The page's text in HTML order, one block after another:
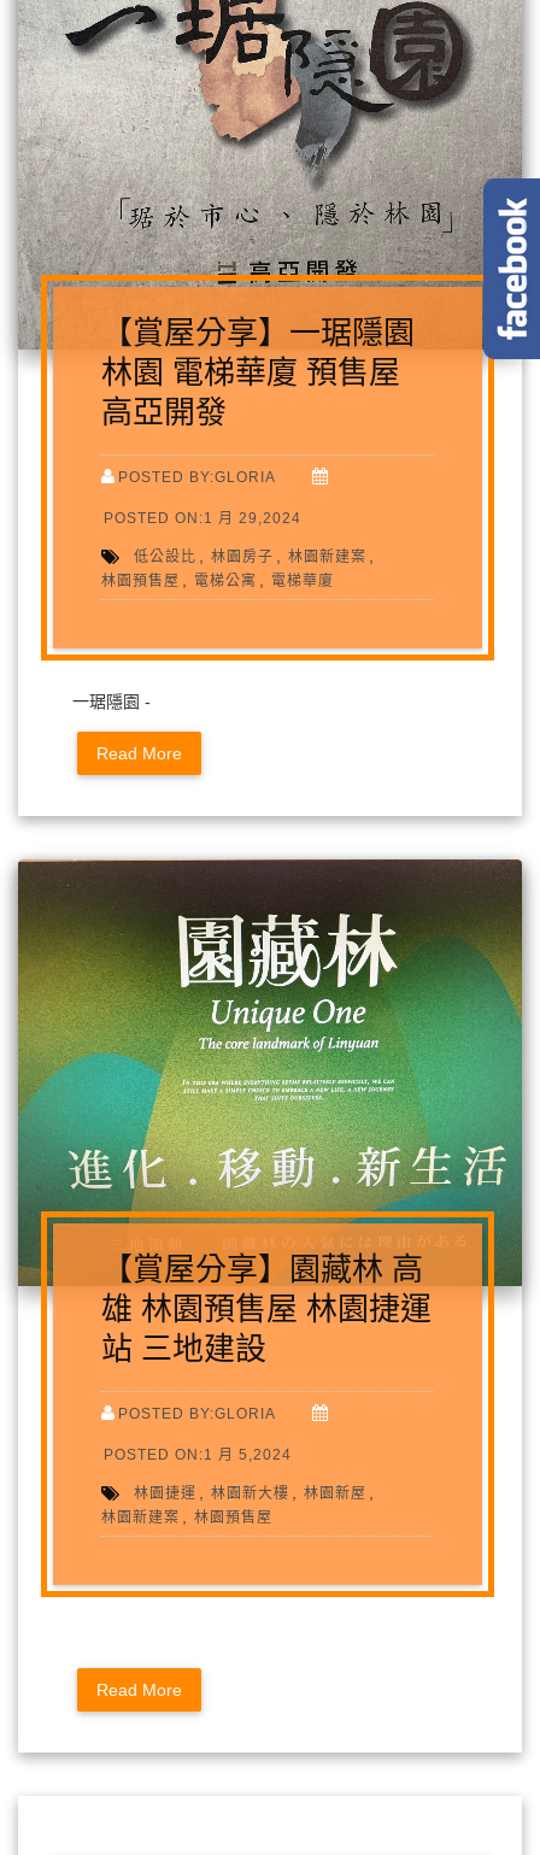
【賞屋分享】一琚隱園
林園 電梯華廈 預售屋
高亞開發
POSTED BY:GLORIA
POSTED ON:1 月 29,2024
低公設比 ,林園房子 ,林園新建案
林園預售屋 電梯公寓 電梯華廈
一琚隱園 -
Read More
【賞屋分享】園藏林 高
雄 林園預售屋 林園捷運
站 三地建設
POSTED BY:GLORIA
POSTED ON:1 月 5,2024
林園捷運 ,林園新大樓 ,林園新屋
林園新建案 ,林園預售屋
Read More